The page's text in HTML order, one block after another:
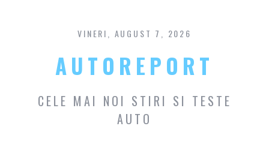
content
VINERI, AUGUST 7, 2026
AUTOREPORT
CELE MAI NOI STIRI SI TESTE
AUTO